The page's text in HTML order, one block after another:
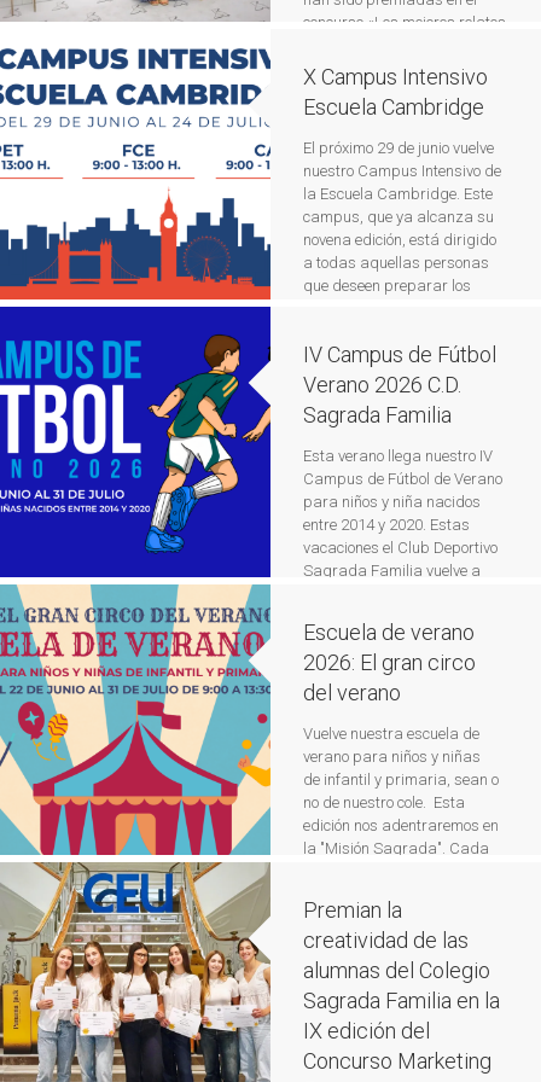
segundo puesto […]Leer más
concurso «Los mejores relatos
provincia de Alicante»,
organizado por la Asociación
de Libreros de Alicante con la
de Alicante. Este certamen,
que cada año reúne a jóvenes
Leer más
X Campus Intensivo
Escuela Cambridge
El próximo 29 de junio vuelve
nuestro Campus Intensivo de
la Escuela Cambridge. Este
campus, que ya alcanza su
novena edición, está dirigido
a todas aquellas personas
que deseen preparar los
(PET), B2 First Certificate
(FCE) y C1 Advanced (CAE),
de julio en […] Leer más
IV Campus de Fútbol
Verano 2026 C.D.
Sagrada Familia
Esta verano llega nuestro IV
Campus de Fútbol de Verano
para niños y niña nacidos
entre 2014 y 2020. Estas
vacaciones el Club Deportivo
Sagrada Familia vuelve a
del colegio puedan disfrutar
durante unas semanas del
fútbol. El objetivo de estos
Leer más
Escuela de verano
2026: El gran circo
del verano
Vuelve nuestra escuela de
verano para niños y niñas
de infantil y primaria, sean o
no de nuestro cole. Esta
edición nos adentraremos en
la "Misión Sagrada". Cada
nuestro cole, y de nosotros
dependerá cumplir la misión
divertida que se nos
Premian la
creatividad de las
alumnas del Colegio
Sagrada Familia en la
IX edición del
Concurso Marketing